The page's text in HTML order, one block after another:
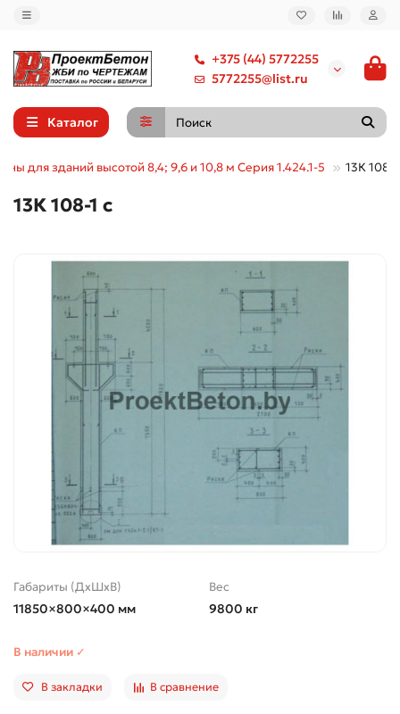
+375 (44) 5772255
5772255@list.ru
Каталог
для зданий высотой 8,4; 9,6 и 10,8 м Серия 1.424.1-5 13К 108-1
13К 108-1 с
Габариты (ДхШхВ)
11850×800×400 мм
Вес
9800 кг
В наличии ✓
В закладки В сравнение